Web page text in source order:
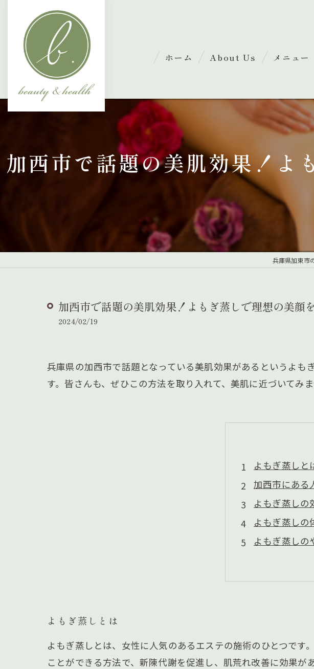
ホーム About Us メニュー
加西市で話題の美肌効果！よ
兵庫県加東市
加西市で話題の美肌効果！よもぎ蒸しで理想の美顔
2024/02/19
兵庫県の加西市で話題となっている美肌効果があるというよ
す。皆さんも、ぜひこの方法を取り入れて、美肌に近づいてみ
よもぎ蒸しと
加西市にある
よもぎ蒸しの
よもぎ蒸しの
よもぎ蒸しの
よもぎ蒸しとは
よもぎ蒸しとは、女性に人気のあるエステの施術のひとつで
ことができる方法で、新陳代謝を促進し、肌荒れ改善に効果